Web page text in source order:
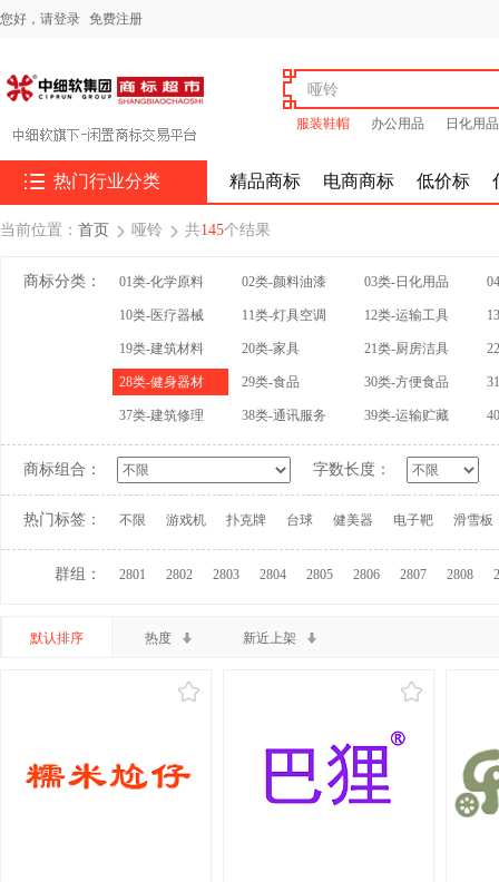
您好， 请登录 免费注册
服装鞋帽 办公用品 日化用品
 热门行业分类 精品商标 电商商标 低价标
当前位置： 首页  哑铃  共145个结果
商标分类： 01类-化学原料 02类-颜料油漆 03类-日化用品
10类-医疗器械 11类-灯具空调 12类-运输工具
19类-建筑材料 20类-家具 21类-厨房洁具
28类-健身器材 29类-食品 30类-方便食品
37类-建筑修理 38类-通讯服务 39类-运输贮藏
商标组合： 字数长度：
热门标签： 不限 游戏机 扑克牌 台球 健美器 电子靶 滑雪板
群组： 2801 2802 2803 2804 2805 2806 2807 2808
默认排序 热度 新近上架